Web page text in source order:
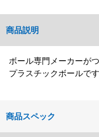
商品説明
ボール専門メーカーが
プラスチックボールです
商品スペック